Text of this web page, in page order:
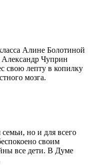
Алине Болотиной
Александр Чуприн
свою лепту в копилку
мозга.
но и для всего
своим
все дети. В Думе